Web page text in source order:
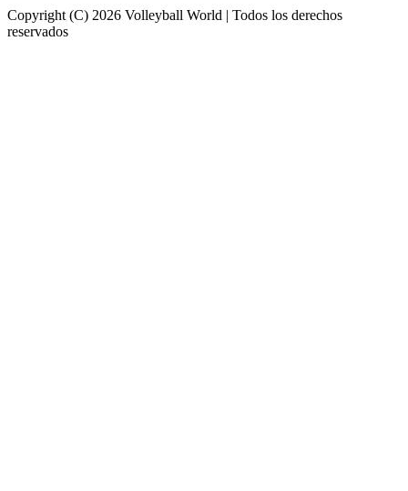
Copyright (C) 2026 Volleyball World | Todos los derechos
reservados